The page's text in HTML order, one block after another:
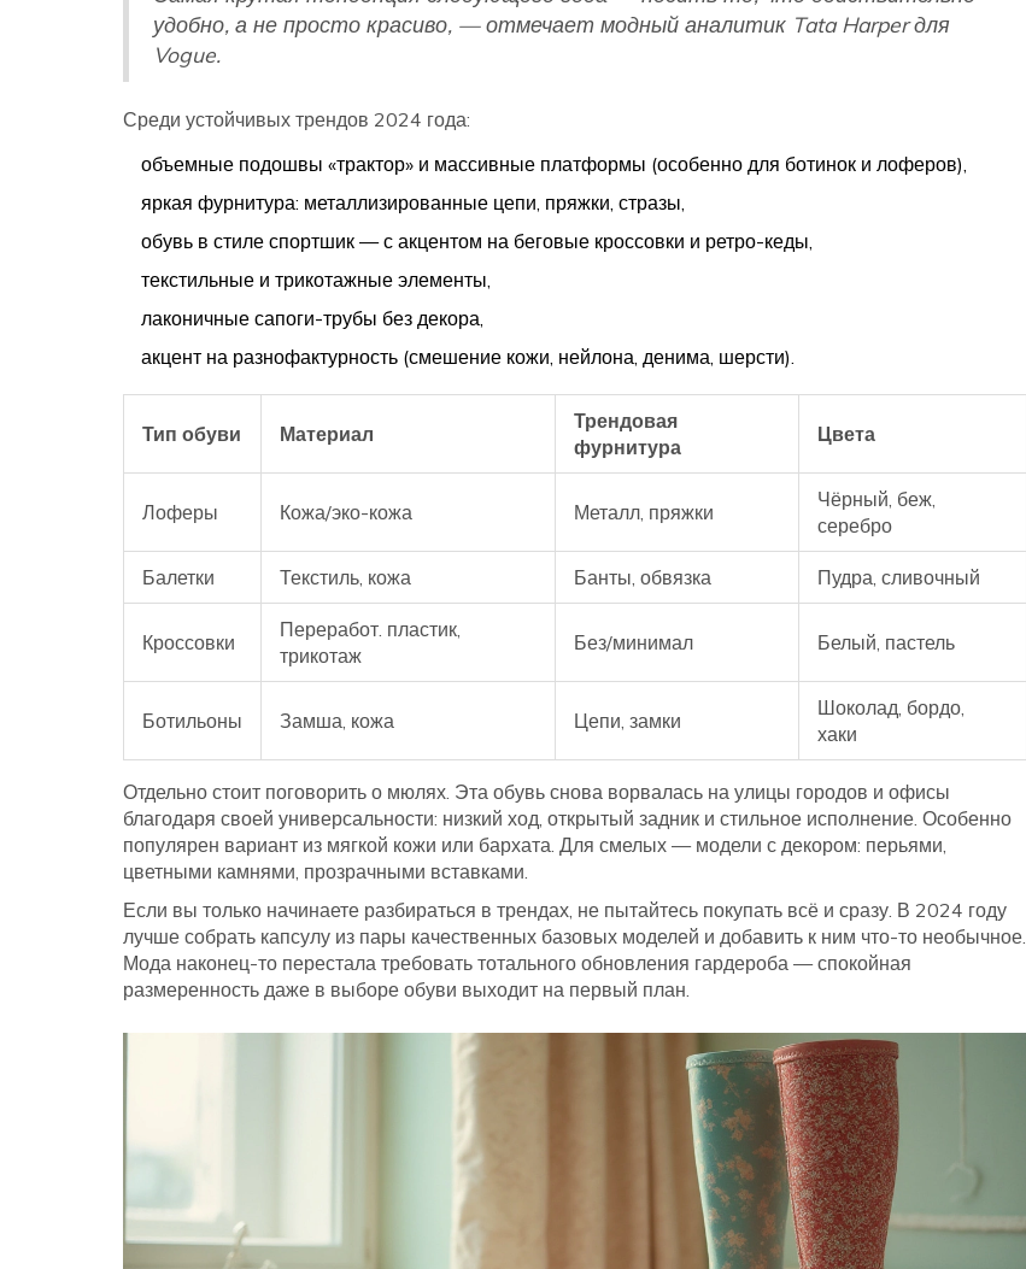
удобно, а не просто красиво, — отмечает модный аналитик Tata Harper для
Vogue.
Среди устойчивых трендов 2024 года:
объемные подошвы «трактор» и массивные платформы (особенно для ботинок и лоферов),
яркая фурнитура: металлизированные цепи, пряжки, стразы,
обувь в стиле спортшик — с акцентом на беговые кроссовки и ретро-кеды,
текстильные и трикотажные элементы,
лаконичные сапоги-трубы без декора,
акцент на разнофактурность (смешение кожи, нейлона, денима, шерсти).
Тип обуви Материал
Трендовая
фурнитура
Цвета
Лоферы Кожа/эко-кожа Металл, пряжки
Чёрный, беж,
серебро
Балетки Текстиль, кожа Банты, обвязка Пудра, сливочный
Кроссовки
Переработ. пластик,
трикотаж
Без/минимал Белый, пастель
Ботильоны Замша, кожа Цепи, замки
Шоколад, бордо,
хаки
Отдельно стоит поговорить о мюлях. Эта обувь снова ворвалась на улицы городов и офисы
благодаря своей универсальности: низкий ход, открытый задник и стильное исполнение. Особенно
популярен вариант из мягкой кожи или бархата. Для смелых — модели с декором: перьями,
цветными камнями, прозрачными вставками.
Если вы только начинаете разбираться в трендах, не пытайтесь покупать всё и сразу. В 2024 году
лучше собрать капсулу из пары качественных базовых моделей и добавить к ним что-то необычное.
Мода наконец-то перестала требовать тотального обновления гардероба — спокойная
размеренность даже в выборе обуви выходит на первый план.